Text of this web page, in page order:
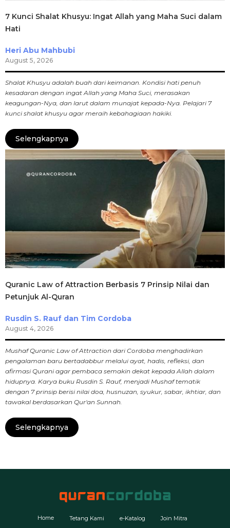
7 Kunci Shalat Khusyu: Ingat Allah yang Maha Suci dalam
Hati
Heri Abu Mahbubi
August 5, 2026
Shalat Khusyu adalah buah dari keimanan. Kondisi hati penuh
kesadaran dengan ingat Allah yang Maha Suci, merasakan
keagungan-Nya, dan larut dalam munajat kepada-Nya. Pelajari 7
kunci shalat khusyu agar meraih kebahagiaan hakiki.
Selengkapnya
Quranic Law of Attraction Berbasis 7 Prinsip Nilai dan
Petunjuk Al-Quran
Rusdin S. Rauf dan Tim Cordoba
August 4, 2026
Mushaf Quranic Law of Attraction dari Cordoba menghadirkan
pengalaman baru bertadabbur melalui ayat, hadis, refleksi, dan
afirmasi Qurani agar pembaca semakin dekat kepada Allah dalam
hidupnya. Karya buku Rusdin S. Rauf, menjadi Mushaf tematik
dengan 7 prinsip berisi nilai doa, husnuzan, syukur, sabar, ikhtiar, dan
tawakal berdasarkan Qur'an Sunnah.
Selengkapnya
Home Tetang Kami e-Katalog Join Mitra